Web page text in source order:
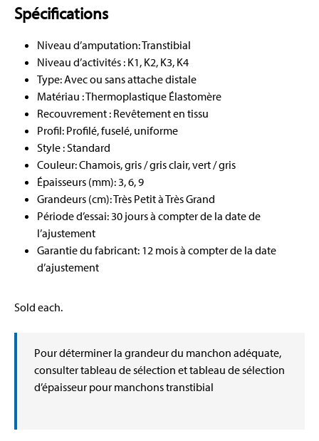
Spécifications
Niveau d’amputation: Transtibial
Niveau d’activités : K1, K2, K3, K4
Type: Avec ou sans attache distale
Matériau : Thermoplastique Élastomère
Recouvrement : Revêtement en tissu
Profil: Profilé, fuselé, uniforme
Style : Standard
Couleur: Chamois, gris / gris clair, vert / gris
Épaisseurs (mm): 3, 6, 9
Grandeurs (cm): Très Petit à Très Grand
Période d’essai: 30 jours à compter de la date de
l’ajustement
Garantie du fabricant: 12 mois à compter de la date
d’ajustement
Sold each.
Pour déterminer la grandeur du manchon adéquate,
consulter tableau de sélection et tableau de sélection
d’épaisseur pour manchons transtibial